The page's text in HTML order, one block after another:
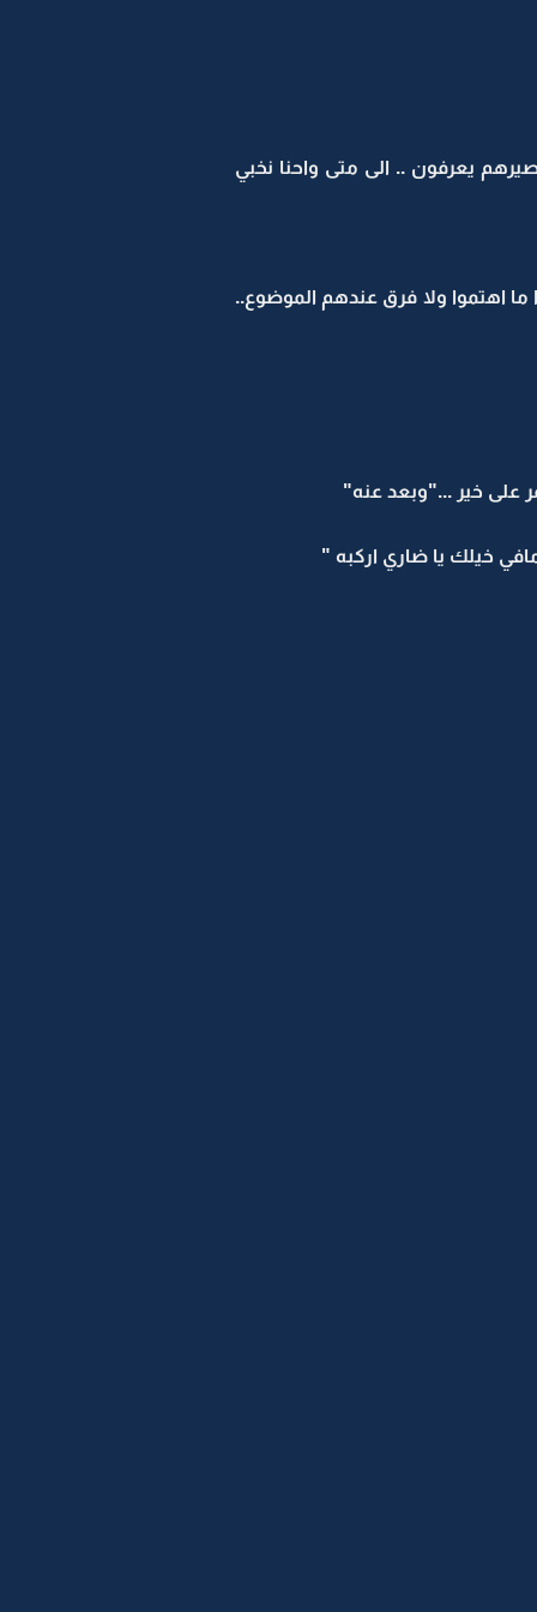
يعرفون .. الى متى واحنا نخبي
اهتموا ولا فرق عندهم الموضوع..
على خير ..."وبعد عنه"
خيلك يا ضاري اركبه "